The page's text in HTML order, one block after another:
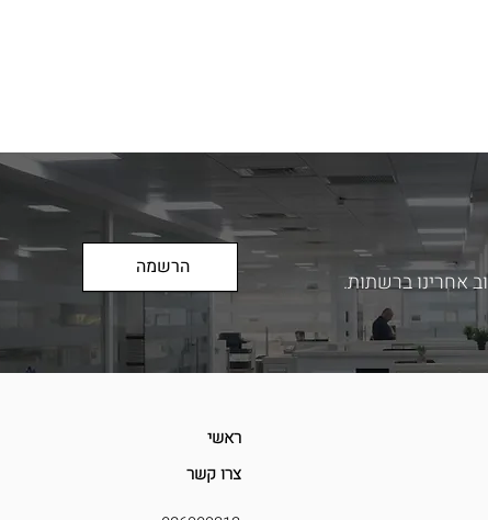
הרשמה
אחרינו ברשתות.
ראשי
צרו קשר